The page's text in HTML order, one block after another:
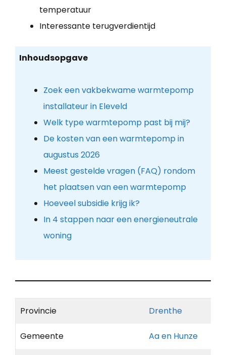
temperatuur
Interessante terugverdientijd
Inhoudsopgave
Zoek een vakbekwame warmtepomp
installateur in Eleveld
Welk type warmtepomp past bij mij?
De kosten van een warmtepomp in
augustus 2026
Meest gestelde vragen (FAQ) rondom
het plaatsen van een warmtepomp
Hoeveel subsidie krijg ik?
In 4 stappen naar een energieneutrale
woning
Provincie Drenthe
Gemeente Aa en Hunze